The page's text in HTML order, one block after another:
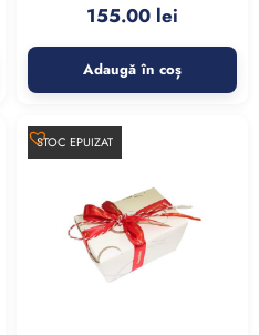
155.00 lei
Adaugă în coș
STOC EPUIZAT